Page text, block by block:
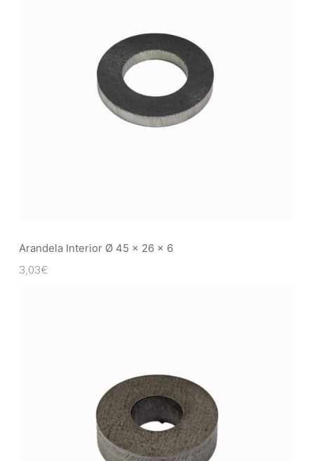
Arandela Interior Ø 45 x 26 x 6
3,03€